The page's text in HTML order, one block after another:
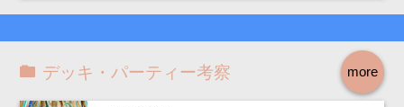
more
デッキ・パーティー考察